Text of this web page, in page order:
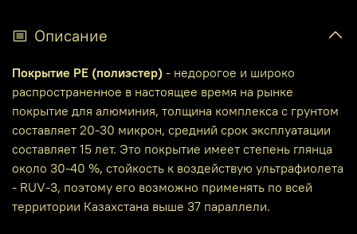
Описание
Покрытие PE (полиэстер) - недорогое и широко
распространенное в настоящее время на рынке
покрытие для алюминия, толщина комплекса с грунтом
составляет 20-30 микрон, средний срок эксплуатации
составляет 15 лет. Это покрытие имеет степень глянца
около 30-40 %, стойкость к воздействую ультрафиолета
- RUV-3, поэтому его возможно применять по всей
территории Казахстана выше 37 параллели.